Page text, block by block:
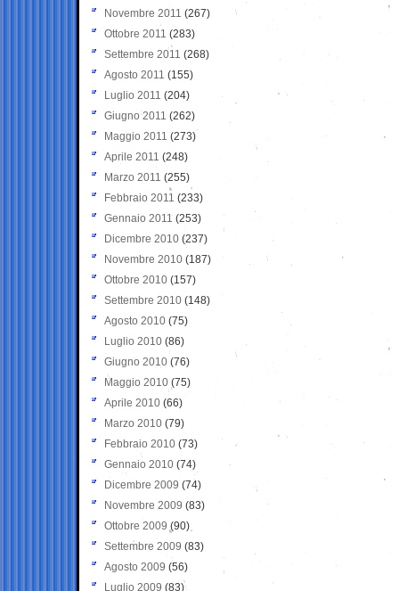
Novembre 2011 (267)
Ottobre 2011 (283)
Settembre 2011 (268)
Agosto 2011 (155)
Luglio 2011 (204)
Giugno 2011 (262)
Maggio 2011 (273)
Aprile 2011 (248)
Marzo 2011 (255)
Febbraio 2011 (233)
Gennaio 2011 (253)
Dicembre 2010 (237)
Novembre 2010 (187)
Ottobre 2010 (157)
Settembre 2010 (148)
Agosto 2010 (75)
Luglio 2010 (86)
Giugno 2010 (76)
Maggio 2010 (75)
Aprile 2010 (66)
Marzo 2010 (79)
Febbraio 2010 (73)
Gennaio 2010 (74)
Dicembre 2009 (74)
Novembre 2009 (83)
Ottobre 2009 (90)
Settembre 2009 (83)
Agosto 2009 (56)
Luglio 2009 (83)